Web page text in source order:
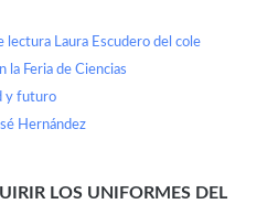
lectura Laura Escudero del cole
la Feria de Ciencias
y futuro
Hernández
LOS UNIFORMES DEL